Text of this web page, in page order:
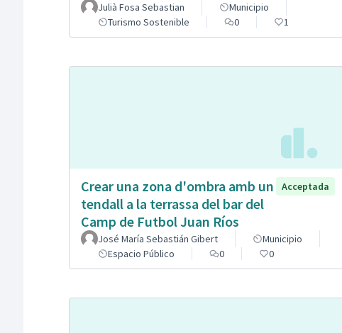
Julià Fosa Sebastian
Municipio
Turismo Sostenible
0 1
Crear una zona d'ombra amb un
tendall a la terrassa del bar del
Camp de Futbol Juan Ríos
Acceptada
José María Sebastián Gibert
Municipio
Espacio Público
0 0